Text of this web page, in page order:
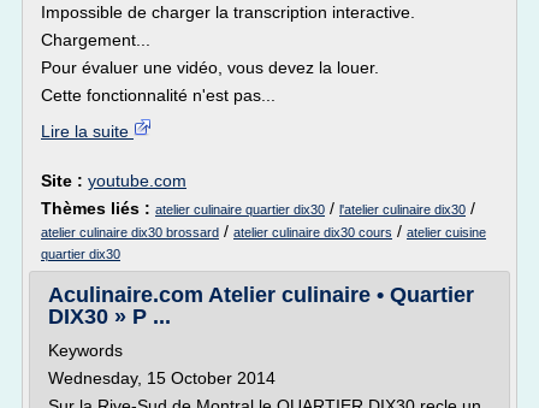
Impossible de charger la transcription interactive.
Chargement...
Pour évaluer une vidéo, vous devez la louer.
Cette fonctionnalité n'est pas...
Lire la suite
Site : youtube.com
Thèmes liés : atelier culinaire quartier dix30 / l'atelier culinaire dix30 /
atelier culinaire dix30 brossard / atelier culinaire dix30 cours / atelier cuisine
quartier dix30
Aculinaire.com Atelier culinaire • Quartier
DIX30 » P ...
Keywords
Wednesday, 15 October 2014